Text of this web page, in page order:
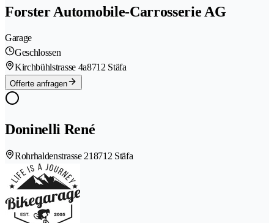
Forster Automobile-Carrosserie AG
Garage
Geschlossen
Kirchbühlstrasse 4a8712 Stäfa
Offerte anfragen
Doninelli René
Rohrhaldenstrasse 218712 Stäfa